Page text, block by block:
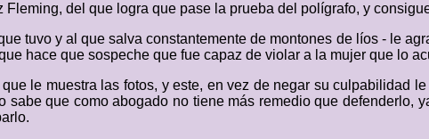
del que logra que pase la prueba del polígrafo, y
tuvo y al que salva constantemente de montones de líos - le
hace que sospeche que fue capaz de violar a la mujer que lo
le muestra las fotos, y este, en vez de negar su culpabilidad
sabe que como abogado no tiene más remedio que